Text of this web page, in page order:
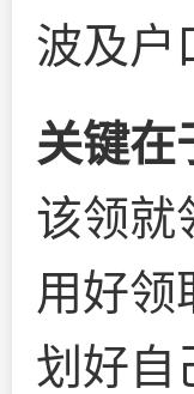
波及户
关键在
该领就
用好领
划好自